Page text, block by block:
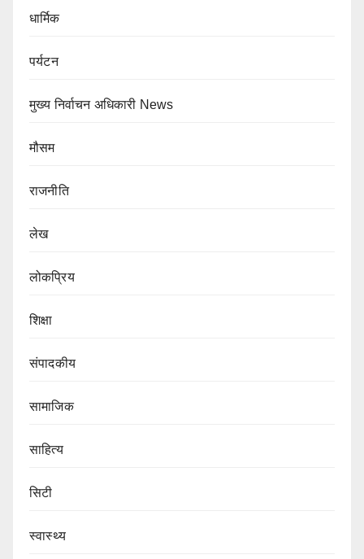
धार्मिक
पर्यटन
मुख्य निर्वाचन अधिकारी News
मौसम
राजनीति
लेख
लोकप्रिय
शिक्षा
संपादकीय
सामाजिक
साहित्य
सिटी
स्वास्थ्य